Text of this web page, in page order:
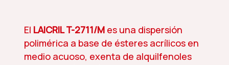
El LAICRIL T-2711/Mes una dispersión
polimérica a base de ésteres acrílicos en
medio acuoso, exenta de alquilfenoles